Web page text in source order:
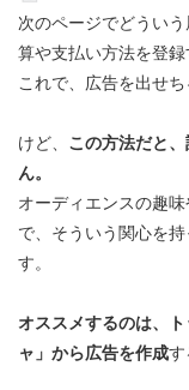
次のページでどうい
算や支払い方法を登録
これで、広告を出せち
けど、 この方法だと
ん。
オーディエンスの趣
で、そういう関心を
す。
オススメするのは、
ャ」から広告を作成す